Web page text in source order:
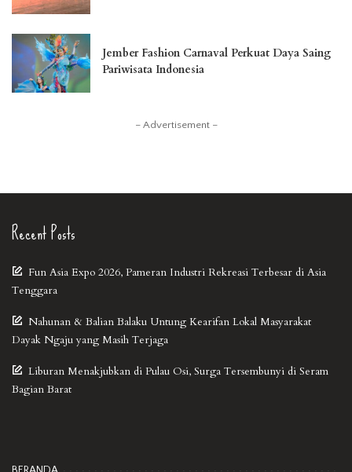
Jember Fashion Carnaval Perkuat Daya Saing
Pariwisata Indonesia
– Advertisement –
Recent Posts
Fun Asia Expo 2026, Pameran Industri Rekreasi Terbesar di Asia
Tenggara
Nahunan & Balian Balaku Untung Kearifan Lokal Masyarakat
Dayak Ngaju yang Masih Terjaga
Liburan Menakjubkan di Pulau Osi, Surga Tersembunyi di Seram
Bagian Barat